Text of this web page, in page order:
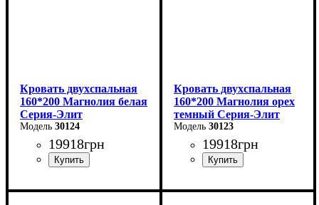
Кровать двухспальная
160*200 Магнолия белая
Серия-Элит
30124
19918грн
Ширина: 168 см
Кровать двухспальная
160*200 Магнолия орех
темный Серия-Элит
30123
19918грн
Ширина: 168 см